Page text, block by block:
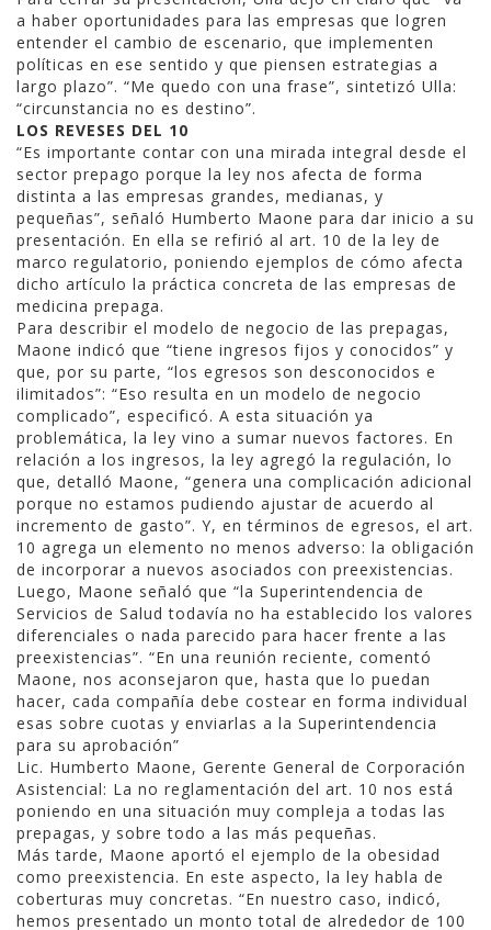
a haber oportunidades para las empresas que logren
entender el cambio de escenario, que implementen
políticas en ese sentido y que piensen estrategias a
largo plazo”. “Me quedo con una frase”, sintetizó Ulla:
“circunstancia no es destino”.
LOS REVESES DEL 10
“Es importante contar con una mirada integral desde el
sector prepago porque la ley nos afecta de forma
distinta a las empresas grandes, medianas, y
pequeñas”, señaló Humberto Maone para dar inicio a su
presentación. En ella se refirió al art. 10 de la ley de
marco regulatorio, poniendo ejemplos de cómo afecta
dicho artículo la práctica concreta de las empresas de
medicina prepaga.
Para describir el modelo de negocio de las prepagas,
Maone indicó que “tiene ingresos fijos y conocidos” y
que, por su parte, “los egresos son desconocidos e
ilimitados”: “Eso resulta en un modelo de negocio
complicado”, especificó. A esta situación ya
problemática, la ley vino a sumar nuevos factores. En
relación a los ingresos, la ley agregó la regulación, lo
que, detalló Maone, “genera una complicación adicional
porque no estamos pudiendo ajustar de acuerdo al
incremento de gasto”. Y, en términos de egresos, el art.
10 agrega un elemento no menos adverso: la obligación
de incorporar a nuevos asociados con preexistencias.
Luego, Maone señaló que “la Superintendencia de
Servicios de Salud todavía no ha establecido los valores
diferenciales o nada parecido para hacer frente a las
preexistencias”. “En una reunión reciente, comentó
Maone, nos aconsejaron que, hasta que lo puedan
hacer, cada compañía debe costear en forma individual
esas sobre cuotas y enviarlas a la Superintendencia
para su aprobación”
Lic. Humberto Maone, Gerente General de Corporación
Asistencial: La no reglamentación del art. 10 nos está
poniendo en una situación muy compleja a todas las
prepagas, y sobre todo a las más pequeñas.
Más tarde, Maone aportó el ejemplo de la obesidad
como preexistencia. En este aspecto, la ley habla de
coberturas muy concretas. “En nuestro caso, indicó,
hemos presentado un monto total de alrededor de 100